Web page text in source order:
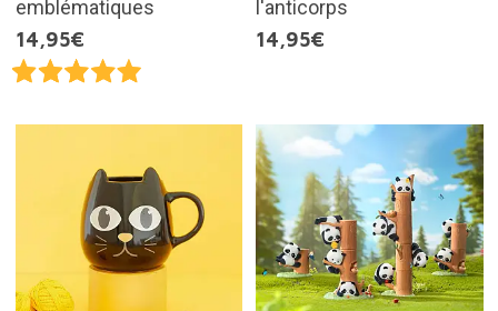
emblématiques
14,95€
l'anticorps
14,95€